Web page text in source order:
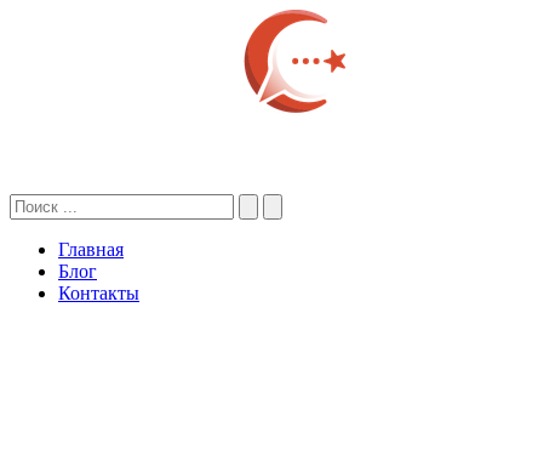
Главная
Блог
Контакты